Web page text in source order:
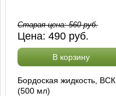
Старая цена:560руб.
Цена:490 руб.
В корзину
Бордоская жидкость, ВСК
(500 мл)